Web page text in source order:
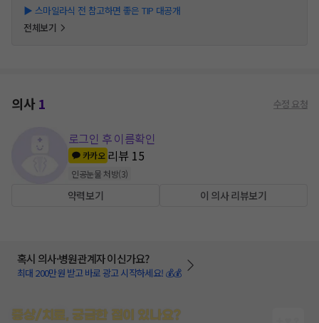
▶ 스마일라식 전 참고하면 좋은 TIP 대공개
전체보기
의사1 수정 요청
로그인 후 이름확인
카카오 리뷰 15
인공눈물 처방(3)
약력보기 이 의사 리뷰보기
혹시 의사·병원관계자 이신가요?
최대 200만원 받고 바로 광고 시작하세요! 💰💰
증상/치료, 궁금한 점이 있나요?